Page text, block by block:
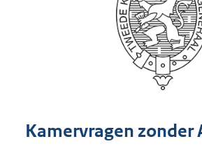
Kamervragen zonder